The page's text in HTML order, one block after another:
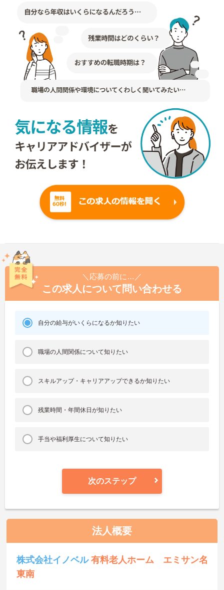
＼応募の前に…／
この求人について問い合わせる
自分の給与がいくらになるか知りたい
職場の人間関係について知りたい
スキルアップ・キャリアアップできるか知りたい
残業時間・年間休日が知りたい
手当や福利厚生について知りたい
次のステップ
法人概要
株式会社イノベル有料老人ホーム エミサン名
東南